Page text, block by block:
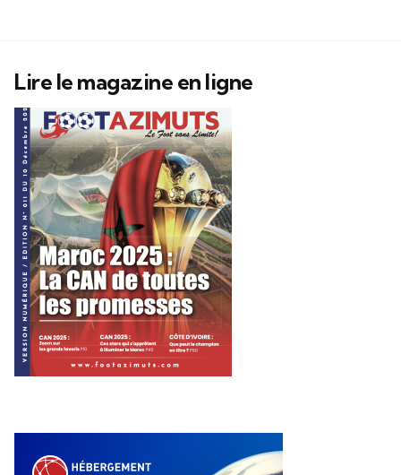
Lire le magazine en ligne